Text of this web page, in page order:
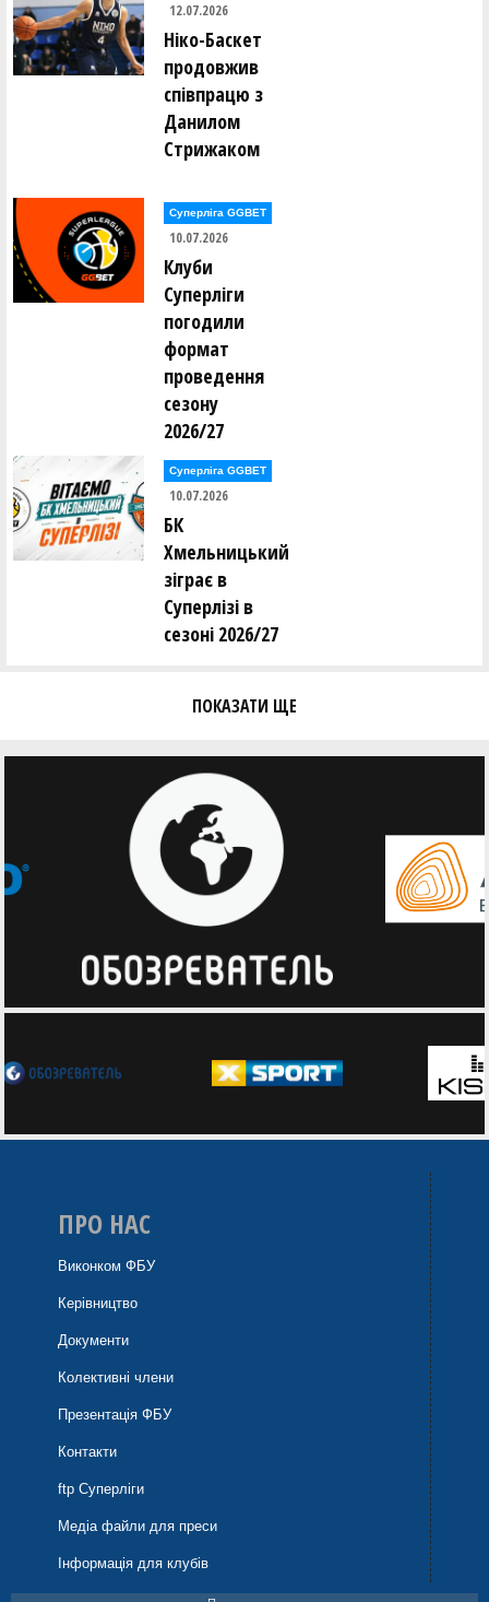
12.07.2026
Ніко-Баскет
продовжив
співпрацю з
Данилом
Стрижаком
Суперліга GGBET
10.07.2026
Клуби
Суперліги
погодили
формат
проведення
сезону
2026/27
Суперліга GGBET
10.07.2026
БК
Хмельницький
зіграє в
Суперлізі в
сезоні 2026/27
ПОКАЗАТИ ЩЕ
ПРО НАС
Виконком ФБУ
Керівництво
Документи
Колективні члени
Презентація ФБУ
Контакти
ftp Суперліги
Медіа файли для преси
Інформація для клубів